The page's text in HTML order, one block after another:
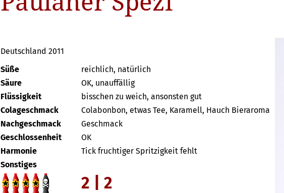
Deutschland 2011
Süße
reichlich, natürlich
Säure
OK, unauffällig
Flüssigkeit
bisschen zu weich, ansonsten gut
Colageschmack
Colabonbon, etwas Tee, Karamell, Hauch Bieraroma
Nachgeschmack
Geschmack
Geschlossenheit
OK
Harmonie
Tick fruchtiger Spritzigkeit fehlt
Sonstiges
2 | 2